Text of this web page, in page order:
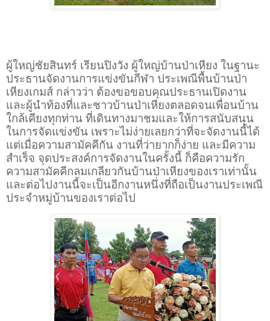
ผู้ใหญ่ชัยสินทร์ เรียนปิงวัง ผู้ใหญ่บ้านป่าเหียง ในฐานะ
ประธานจัดงานการแข่งขันกีฬา ประเพณีพื้นบ้านป่า
เหียงเกมส์ กล่าวว่า ต้องขอขอบคุณประธานเปิดงาน
และผู้นำท้องที่และชาวบ้านป่าเหียงตลอดจนเพื่อนบ้าน
ใกล้เคียงทุกท่าน ที่เดินทางมาชมและให้การสนับสนุน
ในการจัดแข่งขัน เพราะไม่ง่ายเลยกว่าที่จะจัดงานนี้ได้
แต่เมื่อความสามัคคีกัน งานที่ว่ายากก็ง่าย และมีความ
สำเร็จ จุดประสงค์การจัดงานในครั้งนี้ ก็คือความรัก
ความสามัคคีกลมเกลียวกันบ้านป่าเหียงของเราเท่านั้น
และต่อไปงานนี้จะเป็นอีกงานหนึ่งที่ถือเป็นงานประเพณี
ประจำหมู่บ้านของเราต่อไป